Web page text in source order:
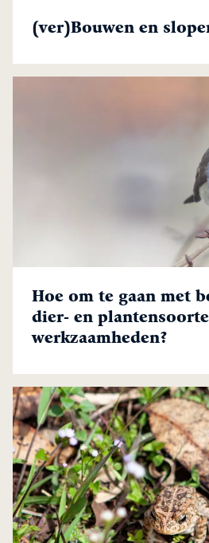
(ver)Bouwen en
Hoe om te gaan met
dier- en
werkzaamheden?
Hoe om te gaan met